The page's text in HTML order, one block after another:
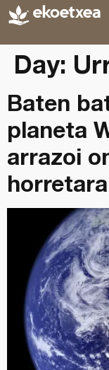
Day:
Baten
planeta
arrazoi